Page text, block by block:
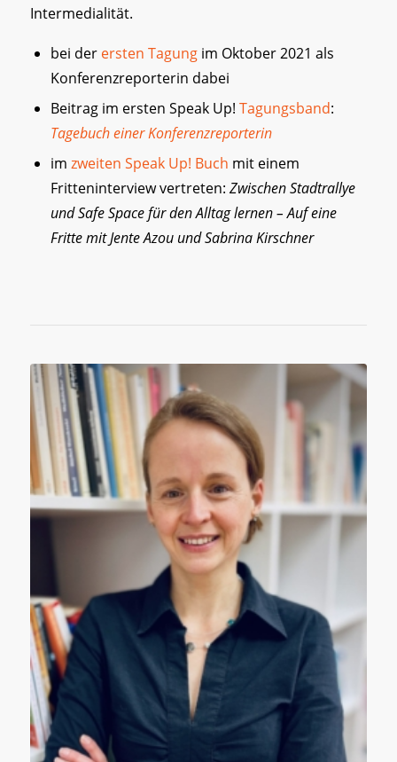
Intermedialität.
bei der ersten Tagungim Oktober 2021 als
Konferenzreporterin dabei
Beitrag im ersten Speak Up! Tagungsband:
Tagebuch einer Konferenzreporterin
im zweiten Speak Up! Buch mit einem
Fritteninterview vertreten: Zwischen Stadtrallye
und Safe Space für den Alltag lernen – Auf eine
Fritte mit Jente Azou undSabrina Kirschner